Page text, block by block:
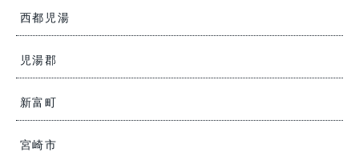
西都児湯
児湯郡
新富町
宮崎市